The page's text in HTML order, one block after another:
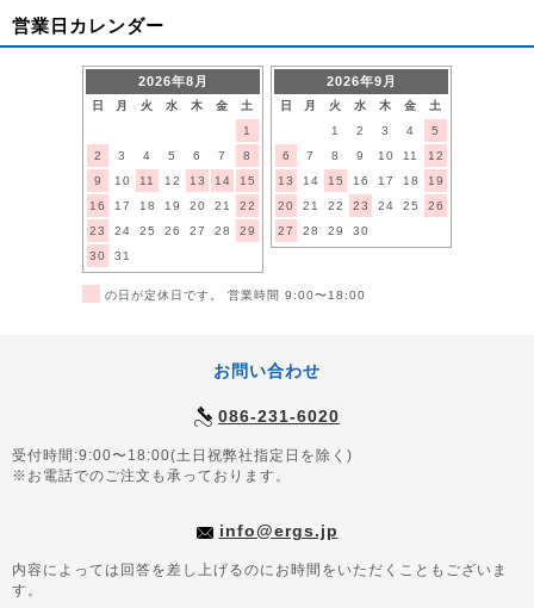
営業日カレンダー
2026年8月
日 月 火 水 木 金
土
1
2
3 4 5 6 7
8
9
10 11 12 13 14
15
16
17 18 19 20 21
22
23
24 25 26 27 28
29
30
31
2026年9月
日 月 火 水 木 金
土
1
2 3 4
5
6
7 8 9 10 11
12
13
14 15 16 17 18
19
20
21 22 23 24 25
26
27
28 29 30
の日が定休日です。 営業時間 9:00〜18:00
お問い合わせ
086-231-6020
受付時間:9:00〜18:00(土日祝弊社指定日を除く)
※お電話でのご注文も承っております。
info@ergs.jp
内容によっては回答を差し上げるのにお時間をいただくこともございま
す。